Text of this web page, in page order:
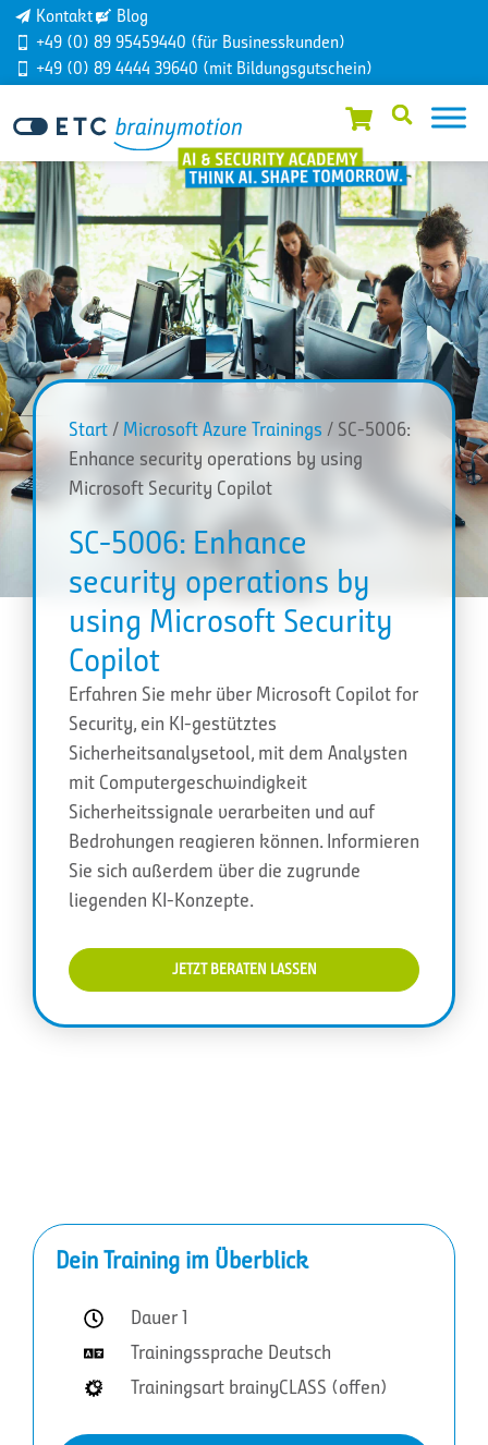
Kontakt
Blog
+49 (0) 89 95459440 (für Businesskunden)
+49 (0) 89 4444 39640 (mit Bildungsgutschein)
Start/ Microsoft Azure Trainings / SC-5006:
Enhance security operations by using
Microsoft Security Copilot
SC-5006: Enhance
security operations by
using Microsoft Security
Copilot
Erfahren Sie mehr über Microsoft Copilot for
Security, ein KI-gestütztes
Sicherheitsanalysetool, mit dem Analysten
mit Computergeschwindigkeit
Sicherheitssignale verarbeiten und auf
Bedrohungen reagieren können. Informieren
Sie sich außerdem über die zugrunde
liegenden KI-Konzepte.
JETZT BERATEN LASSEN
Dein Training im Überblick
Dauer 1
Trainingssprache Deutsch
Trainingsart brainyCLASS (offen)